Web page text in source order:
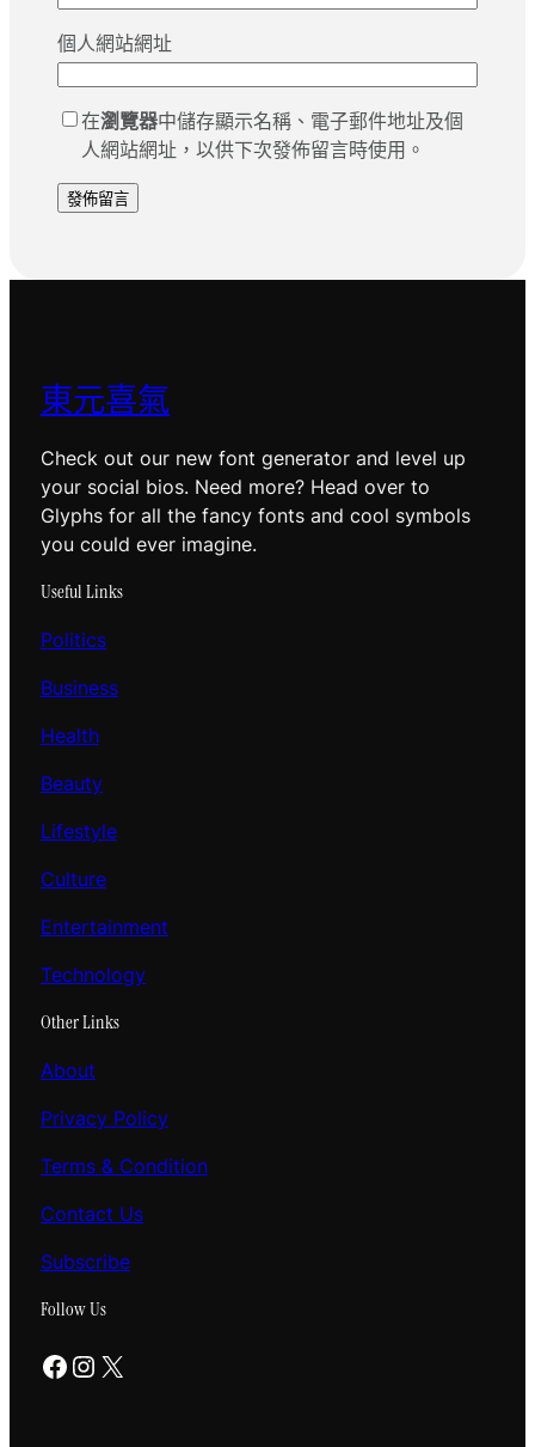
個人網站網址
在瀏覽器中儲存顯示名稱、電子郵件地址及個
人網站網址，以供下次發佈留言時使用。
東元喜氣
Check out our new font generator and level up
your social bios. Need more? Head over to
Glyphs for all the fancy fonts and cool symbols
you could ever imagine.
Useful Links
Politics
Business
Health
Beauty
Lifestyle
Culture
Entertainment
Technology
Other Links
About
Privacy Policy
Terms & Condition
Contact Us
Subscribe
Follow Us
Facebook Instagram X